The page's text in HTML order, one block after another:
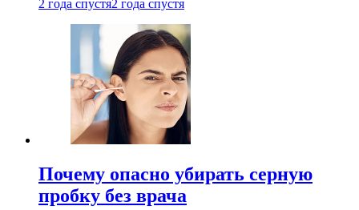
2 года спустя2 года спустя
Почему опасно убирать серную
пробку без врача